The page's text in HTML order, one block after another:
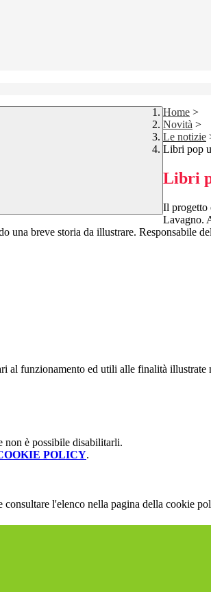
Home >
Novità >
Le notizie
Libri pop
Libri
Il progetto
Lavagno.
una breve storia da illustrare. Responsabile
al funzionamento ed utili alle finalità illustrate
non è possibile disabilitarli.
POLICY.
l'elenco nella pagina della cookie